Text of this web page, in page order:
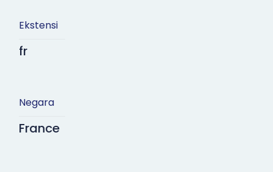
Ekstensi
fr
Negara
France